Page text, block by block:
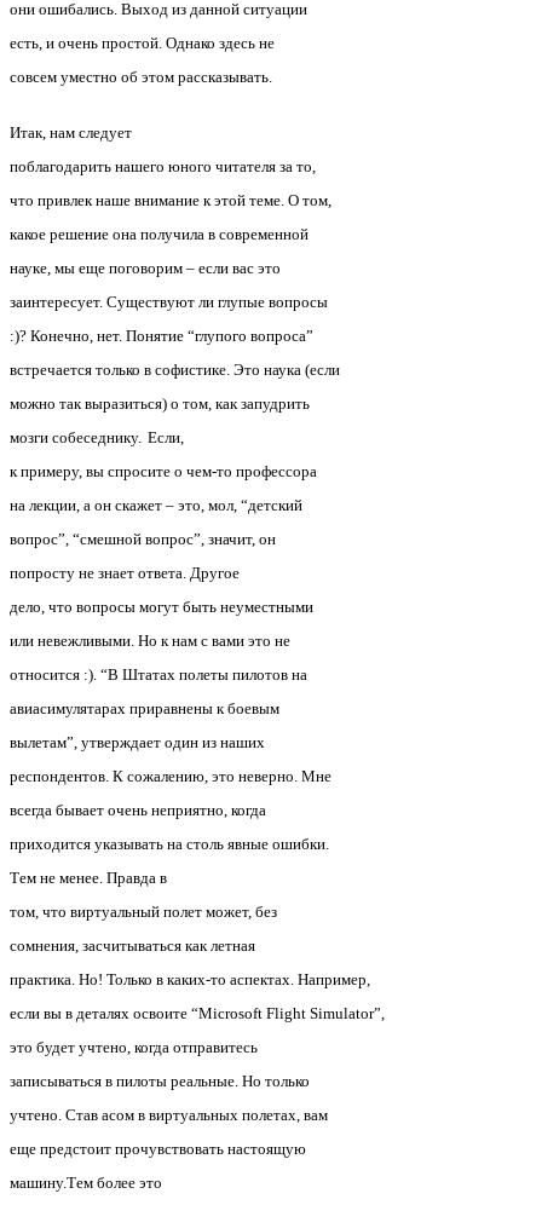
они ошибались. Выход из данной ситуации
есть, и очень простой. Однако здесь не
совсем уместно об этом рассказывать.
Итак, нам следует
поблагодарить нашего юного читателя за то,
что привлек наше внимание к этой теме. О том,
какое решение она получила в современной
науке, мы еще поговорим – если вас это
заинтересует. Существуют ли глупые вопросы
:)? Конечно, нет. Понятие “глупого вопроса”
встречается только в софистике. Это наука (если
можно так выразиться) о том, как запудрить
мозги собеседнику. Если,
к примеру, вы спросите о чем-то профессора
на лекции, а он скажет – это, мол, “детский
вопрос”, “смешной вопрос”, значит, он
попросту не знает ответа. Другое
дело, что вопросы могут быть неуместными
или невежливыми. Но к нам с вами это не
относится :). “В Штатах полеты пилотов на
авиасимулятарах приравнены к боевым
вылетам”, утверждает один из наших
респондентов. К сожалению, это неверно. Мне
всегда бывает очень неприятно, когда
приходится указывать на столь явные ошибки.
Тем не менее. Правда в
том, что виртуальный полет может, без
сомнения, засчитываться как летная
практика. Но! Только в каких-то аспектах. Например,
если вы в деталях освоите “Microsoft Flight Simulator”,
это будет учтено, когда отправитесь
записываться в пилоты реальные. Но только
учтено. Став асом в виртуальных полетах, вам
еще предстоит прочувствовать настоящую
машину.Тем более это